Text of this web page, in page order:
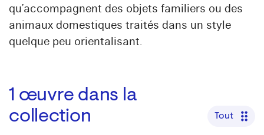
qu’accompagnent des objets familiers ou des
animaux domestiques traités dans un style
quelque peu orientalisant.
1 œuvre dans la
collection
Tout